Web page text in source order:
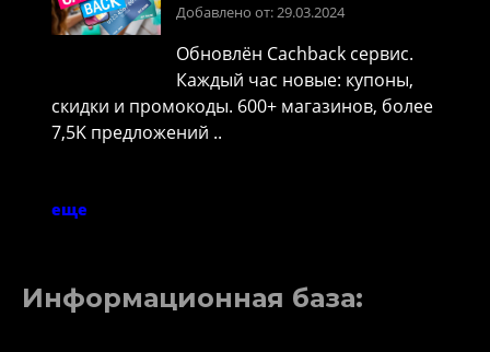
Добавлено от: 29.03.2024
Обновлён Cachback сервис.
Каждый час новые: купоны,
скидки и промокоды. 600+ магазинов, более
7,5K предложений ..
еще
Информационная база: